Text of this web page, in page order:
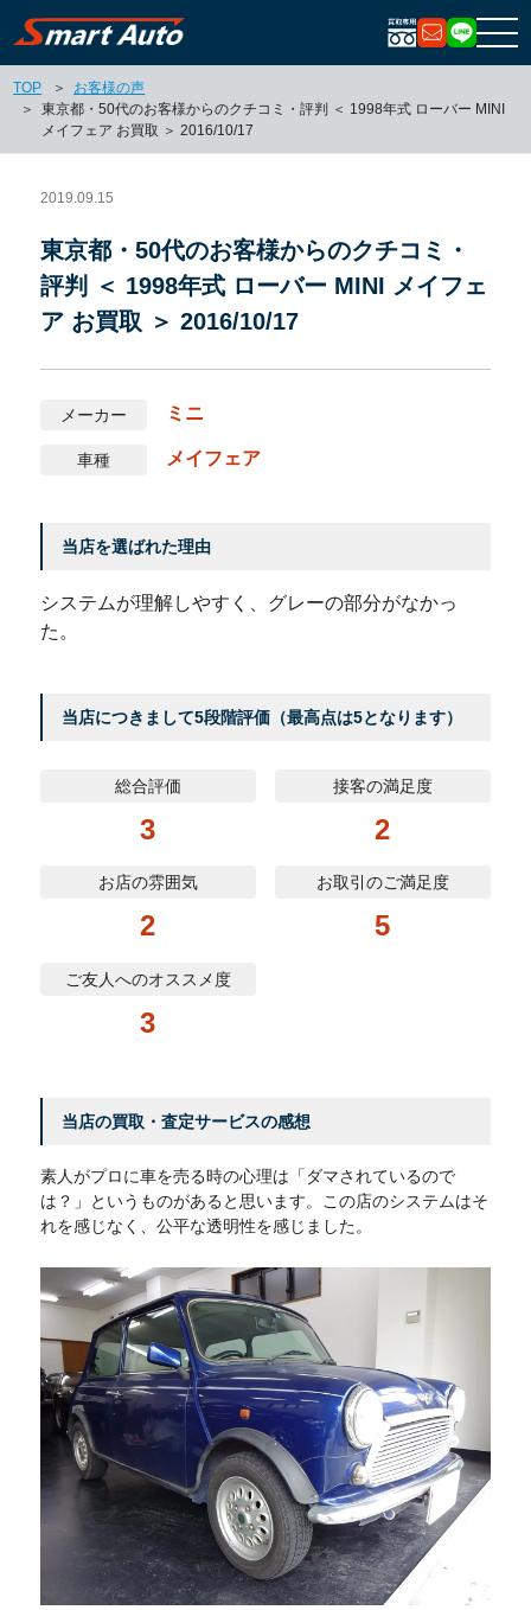
お問い合
LINE
TOP
お客様の声
東京都・50代のお客様からのクチコミ・評判 ＜ 1998年式 ローバー MINI
メイフェア お買取 ＞ 2016/10/17
2019.09.15
東京都・50代のお客様からのクチコミ・
評判 ＜ 1998年式 ローバー MINI メイフェ
ア お買取 ＞ 2016/10/17
メーカー ミニ
車種 メイフェア
当店を選ばれた理由
システムが理解しやすく、グレーの部分がなかっ
た。
当店につきまして5段階評価（最高点は5となります）
総合評価
3
接客の満足度
2
お店の雰囲気
2
お取引のご満足度
5
ご友人へのオススメ度
3
当店の買取・査定サービスの感想
素人がプロに車を売る時の心理は「ダマされているので
は？」というものがあると思います。この店のシステムはそ
れを感じなく、公平な透明性を感じました。